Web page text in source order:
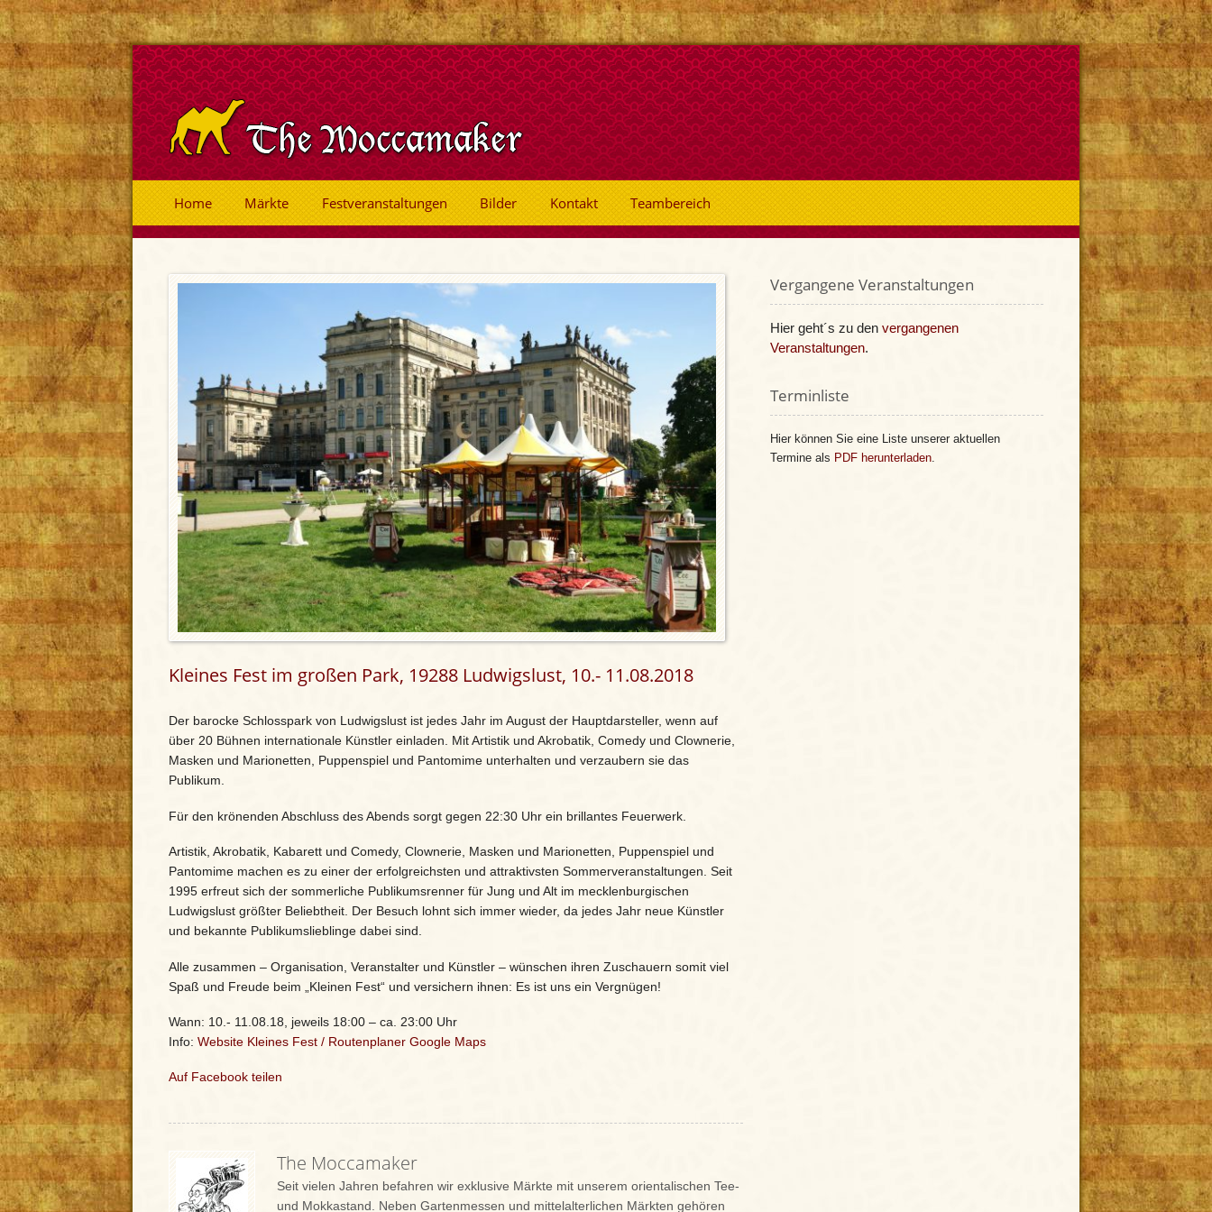
Home Märkte Festveranstaltungen Bilder Kontakt Teambereich
Kleines Fest im großen Park, 19288 Ludwigslust, 10.- 11.08.2018
Der barocke Schlosspark von Ludwigslust ist jedes Jahr im August der Hauptdarsteller, wenn auf
über 20 Bühnen internationale Künstler einladen. Mit Artistik und Akrobatik, Comedy und Clownerie,
Masken und Marionetten, Puppenspiel und Pantomime unterhalten und verzaubern sie das
Publikum.
Für den krönenden Abschluss des Abends sorgt gegen 22:30 Uhr ein brillantes Feuerwerk.
Artistik, Akrobatik, Kabarett und Comedy, Clownerie, Masken und Marionetten, Puppenspiel und
Pantomime machen es zu einer der erfolgreichsten und attraktivsten Sommerveranstaltungen. Seit
1995 erfreut sich der sommerliche Publikumsrenner für Jung und Alt im mecklenburgischen
Ludwigslust größter Beliebtheit. Der Besuch lohnt sich immer wieder, da jedes Jahr neue Künstler
und bekannte Publikumslieblinge dabei sind.
Alle zusammen – Organisation, Veranstalter und Künstler – wünschen ihren Zuschauern somit viel
Spaß und Freude beim „Kleinen Fest“ und versichern ihnen: Es ist uns ein Vergnügen!
Wann: 10.- 11.08.18, jeweils 18:00 – ca. 23:00 Uhr
Info: Website Kleines Fest / Routenplaner Google Maps
Auf Facebook teilen
The Moccamaker
Seit vielen Jahren befahren wir exklusive Märkte mit unserem orientalischen Tee-
und Mokkastand. Neben Gartenmessen und mittelalterlichen Märkten gehören
Vergangene Veranstaltungen
Hier geht´s zu den vergangenen
Veranstaltungen.
Terminliste
Hier können Sie eine Liste unserer aktuellen
Termine als PDF herunterladen.